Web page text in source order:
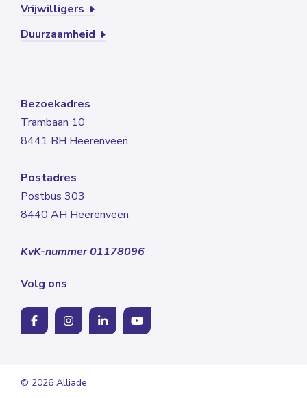
Vrijwilligers
Duurzaamheid
Bezoekadres
Trambaan 10
8441 BH Heerenveen
Postadres
Postbus 303
8440 AH Heerenveen
KvK-nummer 01178096
Volg ons
© 2026 Alliade